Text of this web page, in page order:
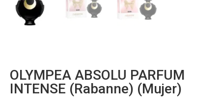
OLYMPEA ABSOLU PARFUM
INTENSE (Rabanne) (Mujer)